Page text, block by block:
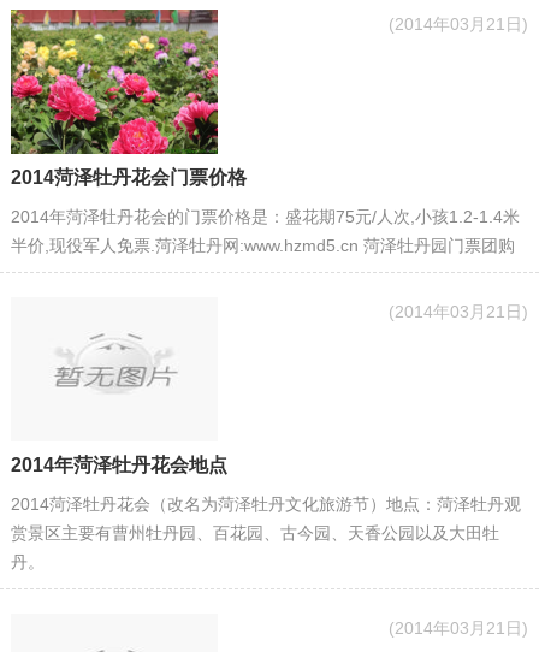
(2014年03月21日)
2014菏泽牡丹花会门票价格
2014年菏泽牡丹花会的门票价格是：盛花期75元/人次,小孩1.2-1.4米
半价,现役军人免票.菏泽牡丹网:www.hzmd5.cn 菏泽牡丹园门票团购
(2014年03月21日)
​2014年菏泽牡丹花会地点
2014菏泽牡丹花会（改名为菏泽牡丹文化旅游节）地点：菏泽牡丹观
赏景区主要有曹州牡丹园、百花园、古今园、天香公园以及大田牡
丹。
(2014年03月21日)